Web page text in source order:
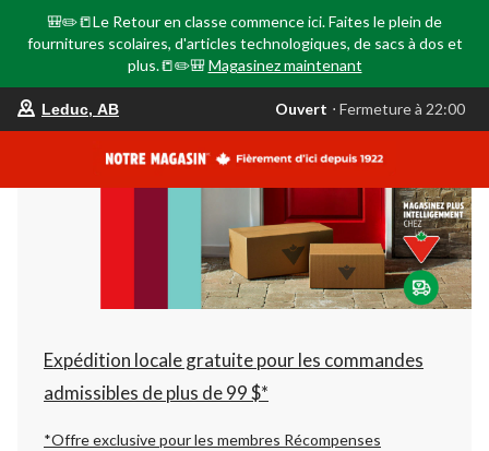
🎒✏️📒Le Retour en classe commence ici. Faites le plein de
fournitures scolaires, d'articles technologiques, de sacs à dos et
plus.📒✏️🎒 Magasinez maintenant
votre
est
AB,
Ouvert,
Fermeture
à
22:00
changer
Leduc, AB Ouvert ⋅ Fermeture à 22:00
Expédition locale gratuite pour les commandes
admissibles de plus de 99 $*
*Offre exclusive pour les membres Récompenses